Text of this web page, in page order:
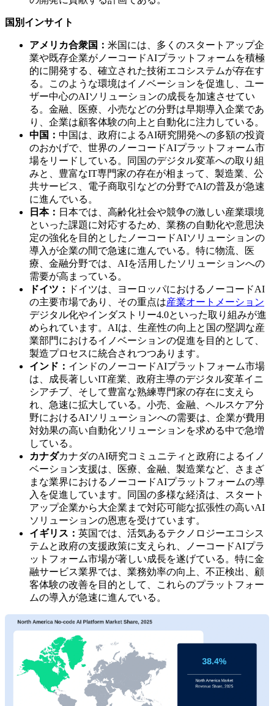
国別インサイト
アメリカ合衆国： 米国には、多くのスタートアップ企
業や既存企業がノーコードAIプラットフォームを積極
的に開発する、確立された技術エコシステムが存在す
る。このような環境はイノベーションを促進し、ユー
ザー中心のAIソリューションの成長を加速させてい
る。金融、医療、小売などの分野は早期導入企業であ
り、企業は顧客体験の向上と自動化に注力している。
中国： 中国は、政府によるAI研究開発への多額の投資
のおかげで、世界のノーコードAIプラットフォーム市
場をリードしている。同国のデジタル変革への取り組
みと、豊富なIT専門家の存在が相まって、製造業、公
共サービス、電子商取引などの分野でAIの普及が急速
に進んでいる。
日本： 日本では、高齢化社会や競争の激しい産業環境
といった課題に対応するため、業務の自動化や意思決
定の強化を目的としたノーコードAIソリューションの
導入が企業の間で急速に進んでいる。特に物流、医
療、金融分野では、AIを活用したソリューションへの
需要が高まっている。
ドイツ：
ドイツは、ヨーロッパにおけるノーコードAI
の主要市場であり、その重点は産業オートメーション
デジタル化やインダストリー4.0といった取り組みが進
められています。AIは、生産性の向上と国の堅調な産
業部門におけるイノベーションの促進を目的として、
製造プロセスに統合されつつあります。
インド： インドのノーコードAIプラットフォーム市場
は、成長著しいIT産業、政府主導のデジタル変革イニ
シアチブ、そして豊富な熟練専門家の存在に支えら
れ、急速に拡大している。小売、金融、ヘルスケア分
野におけるAIソリューションへの需要は、企業が費用
対効果の高い自動化ソリューションを求める中で急増
している。
カナダカナダのAI研究コミュニティと政府によるイノ
ベーション支援は、医療、金融、製造業など、さまざ
まな業界におけるノーコードAIプラットフォームの導
入を促進しています。同国の多様な経済は、スタート
アップ企業から大企業まで対応可能な拡張性の高いAI
ソリューションの恩恵を受けています。
イギリス： 英国では、活気あるテクノロジーエコシス
テムと政府の支援政策に支えられ、ノーコードAIプラ
ットフォーム市場が著しい成長を遂げている。特に金
融サービス業界では、業務効率の向上、不正検出、顧
客体験の改善を目的として、これらのプラットフォー
ムの導入が急速に進んでいる。